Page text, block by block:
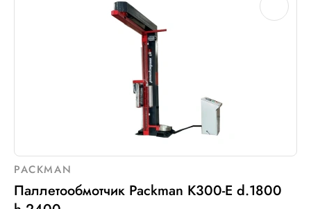
Установленная мощность::
1 кВт
PACKMAN
Паллетообмотчик Packman K300-E d.1800